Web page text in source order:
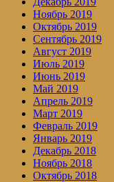
Ноябрь 2019
Октябрь 2019
Сентябрь 2019
Август 2019
Июль 2019
Июнь 2019
Май 2019
Апрель 2019
Март 2019
Февраль 2019
Январь 2019
Декабрь 2018
Ноябрь 2018
Октябрь 2018